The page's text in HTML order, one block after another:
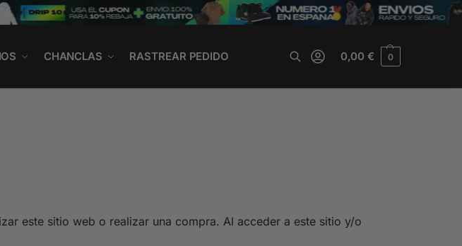
CHANCLAS RASTREAR PEDIDO 0,00€ 0
este sitio web o realizar una compra. Al acceder a este sitio y/o